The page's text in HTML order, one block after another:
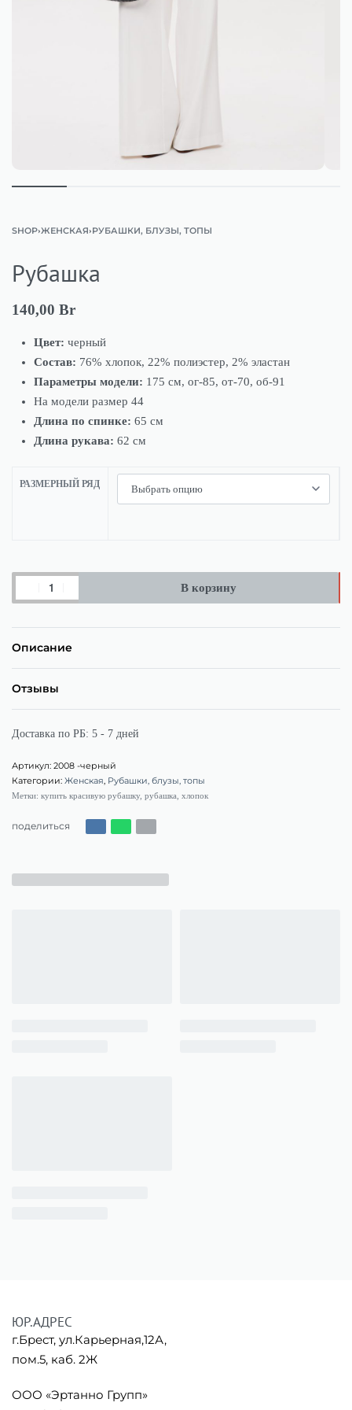
SHOP›ЖЕНСКАЯ›РУБАШКИ, БЛУЗЫ, ТОПЫ
Рубашка
140,00 Br
Цвет: черный
Состав: 76% хлопок, 22% полиэстер, 2% эластан
Параметры модели: 175 см, ог-85, от-70, об-91
На модели размер 44
Длина по спинке:65 см
Длина рукава:62 см
РАЗМЕРНЫЙ РЯД
В корзину
Описание
Отзывы
Доставка по РБ: 5 - 7 дней
2008 -черный
Категории: Женская, Рубашки, блузы, топы
Метки: купить красивую рубашку, рубашка хлопок
поделиться
ЮР.АДРЕС
г.Брест, ул.Карьерная,12А,
пом.5, каб. 2Ж
ООО «Эртанно Групп»